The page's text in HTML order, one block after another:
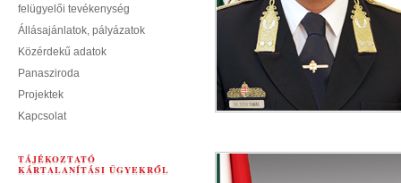
felügyelői tevékenység
Állásajánlatok, pályázatok
Közérdekű adatok
Panasziroda
Projektek
Kapcsolat
TÁJÉKOZTATÓ
KÁRTALANÍTÁSI ÜGYEKRŐL